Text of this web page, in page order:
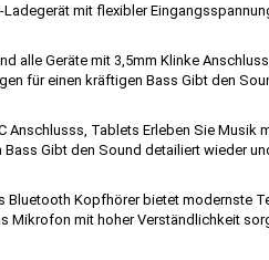
Ladegerät mit flexibler
alle Geräte mit 3,5mm Klinke
für einen kräftigen Bass Gibt den
Anschlusss, Tablets Erleben Sie Musik
Gibt den Sound detailiert wieder
Bluetooth Kopfhörer bietet modernste
Mikrofon mit hoher Verständlichkeit